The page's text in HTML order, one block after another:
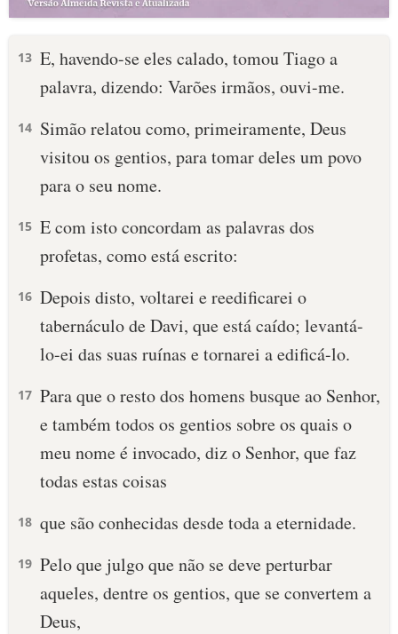
13 E, havendo-se eles calado, tomou Tiago a
palavra, dizendo: Varões irmãos, ouvi-me.
14 Simão relatou como, primeiramente, Deus
visitou os gentios, para tomar deles um povo
para o seu nome.
15 E com isto concordam as palavras dos
profetas, como está escrito:
16 Depois disto, voltarei e reedificarei o
tabernáculo de Davi, que está caído; levantá-
lo-ei das suas ruínas e tornarei a edificá-lo.
17 Para que o resto dos homens busque ao Senhor,
e também todos os gentios sobre os quais o
meu nome é invocado, diz o Senhor, que faz
todas estas coisas
18 que são conhecidas desde toda a eternidade.
19 Pelo que julgo que não se deve perturbar
aqueles, dentre os gentios, que se convertem a
Deus,